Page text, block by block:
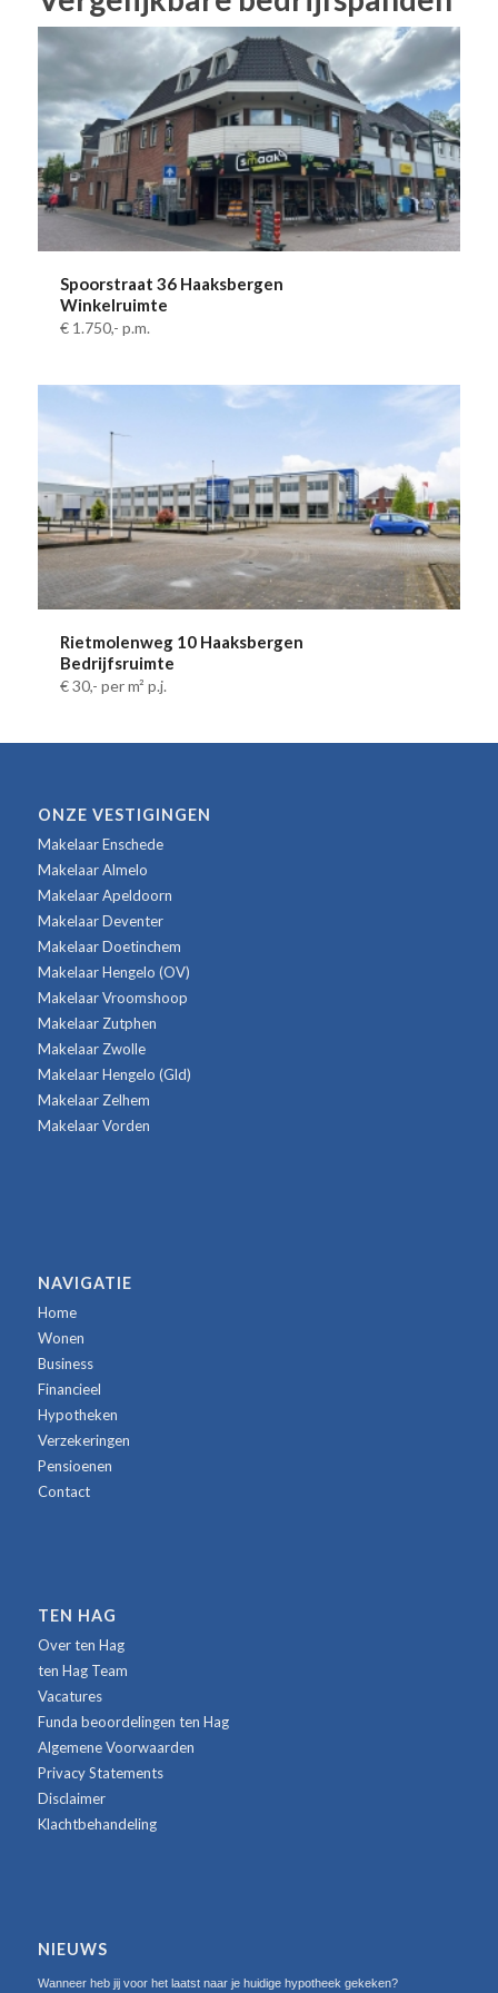
Spoorstraat 36 Haaksbergen
Winkelruimte
€ 1.750,- p.m.
Rietmolenweg 10 Haaksbergen
Bedrijfsruimte
€ 30,- per m² p.j.
ONZE VESTIGINGEN
Makelaar Enschede
Makelaar Almelo
Makelaar Apeldoorn
Makelaar Deventer
Makelaar Doetinchem
Makelaar Hengelo (OV)
Makelaar Vroomshoop
Makelaar Zutphen
Makelaar Zwolle
Makelaar Hengelo (Gld)
Makelaar Zelhem
Makelaar Vorden
NAVIGATIE
Home
Wonen
Business
Financieel
Hypotheken
Verzekeringen
Pensioenen
Contact
TEN HAG
Over ten Hag
ten Hag Team
Vacatures
Funda beoordelingen ten Hag
Algemene Voorwaarden
Privacy Statements
Disclaimer
Klachtbehandeling
NIEUWS
Wanneer heb jij voor het laatst naar je huidige hypotheek gekeken?